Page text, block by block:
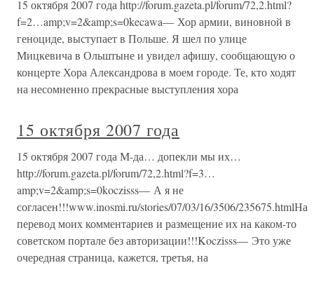
15 октября 2007 года http://forum.gazeta.pl/forum/72,2.html?
f=2…amp;v=2&amp;s=0kecawa— Хор армии, виновной в
геноциде, выступает в Польше. Я шел по улице
Мицкевича в Ольштыне и увидел афишу, сообщающую о
концерте Хора Александрова в моем городе. Те, кто ходят
на несомненно прекрасные выступления хора
15 октября 2007 года
15 октября 2007 года М-да… допекли мы их…
http://forum.gazeta.pl/forum/72,2.html?f=3…
amp;v=2&amp;s=0koczisss— А я не
согласен!!!www.inosmi.ru/stories/07/03/16/3506/235675.htmlНа
перевод моих комментариев и размещение их на каком-то
советском портале без авторизации!!!Koczisss— Это уже
очередная страница, кажется, третья, на